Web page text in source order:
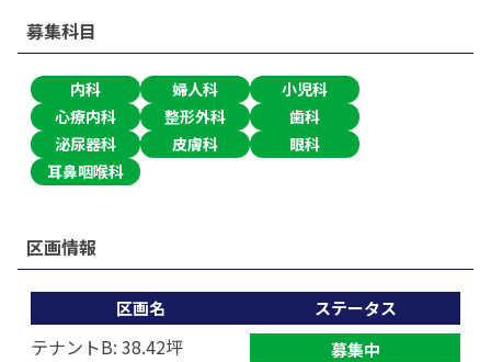
募集科目
内科 婦人科
小児科
心療内科
整形外科
歯科
泌尿器科
皮膚科
眼科
耳鼻咽喉科
区画情報
区画名 ステータス
テナントB: 38.42坪 募集中